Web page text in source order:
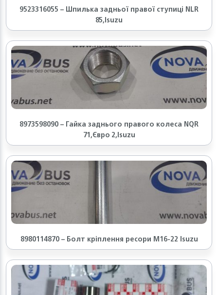
9523316055 – Шпилька задньої правої ступиці NLR
85,Isuzu
8973598090 – Гайка заднього правого колеса NQR
71,Євро 2,Isuzu
8980114870 – Болт кріплення ресори М16-22 Isuzu